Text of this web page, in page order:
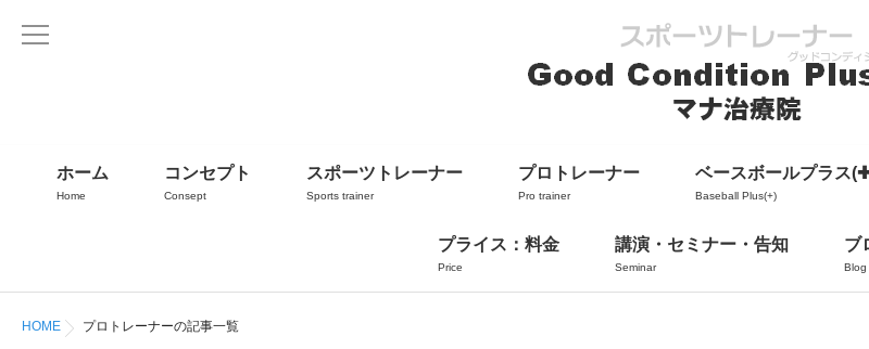
ホーム
Home
コンセプト
Consept
スポーツトレーナー
Sports trainer
プロトレーナー
Pro trainer
ベースボールプラス
Baseball Plus(+)
プライス：料金
Price
講演・セミナー・告知
Seminar
ブ
Blog
HOME プロトレーナーの記事一覧